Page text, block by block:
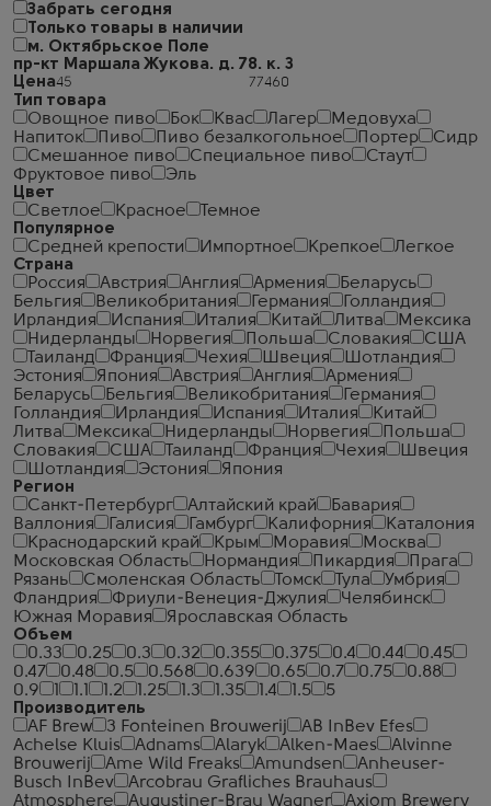
Забрать сегодня
Только товары в наличии
м. Октябрьское Поле
пр-кт Маршала Жукова. д. 78. к. 3
Цена
Тип товара
Овощное пиво
Бок Квас Лагер
Медовуха
Напиток
Пиво Пиво безалкогольное Портер
Сидр
Смешанное пиво
Специальное пиво
Стаут
Фруктовое пиво
Эль
Цвет
Светлое
Красное
Темное
Популярное
Средней крепости
Импортное Крепкое
Легкое
Страна
Россия
Австрия Англия Армения
Беларусь
Бельгия
Великобритания Германия
Голландия
Ирландия
Испания Италия Китай Литва
Мексика
Нидерланды
Норвегия Польша Словакия
США
Таиланд
Франция Чехия Швеция
Шотландия
Эстония
Япония Австрия Англия
Армения
Беларусь
Бельгия Великобритания
Германия
Голландия
Ирландия Испания Италия
Китай
Литва
Мексика Нидерланды Норвегия
Польша
Словакия
США Таиланд Франция Чехия
Швеция
Шотландия
Эстония
Япония
Регион
Санкт-Петербург
Алтайский край
Бавария
Валлония
Галисия Гамбург Калифорния
Каталония
Краснодарский край
Крым Моравия
Москва
Московская Область
Нормандия Пикардия
Прага
Рязань
Смоленская Область Томск Тула
Умбрия
Фландрия
Фриули-Венеция-Джулия
Челябинск
Южная Моравия
Ярославская Область
Объем
0.33
0.25 0.3 0.32 0.355 0.375 0.4 0.44
0.45
0.47
0.48 0.5 0.568 0.639 0.65 0.7 0.75
0.88
0.9
1.1 1.2 1.25 1.3 1.35 1.4 1.5
5
Производитель
AF Brew
3 Fonteinen Brouwerij
AB InBev Efes
Achelse Kluis
Adnams Alaryk Alken-Maes
Alvinne
Brouwerij
Ame Wild Freaks Amundsen
Anheuser-
Busch InBev
Arcobrau Grafliches Brauhaus
Atmosphere
Augustiner-Brau Wagner
Axiom Brewery